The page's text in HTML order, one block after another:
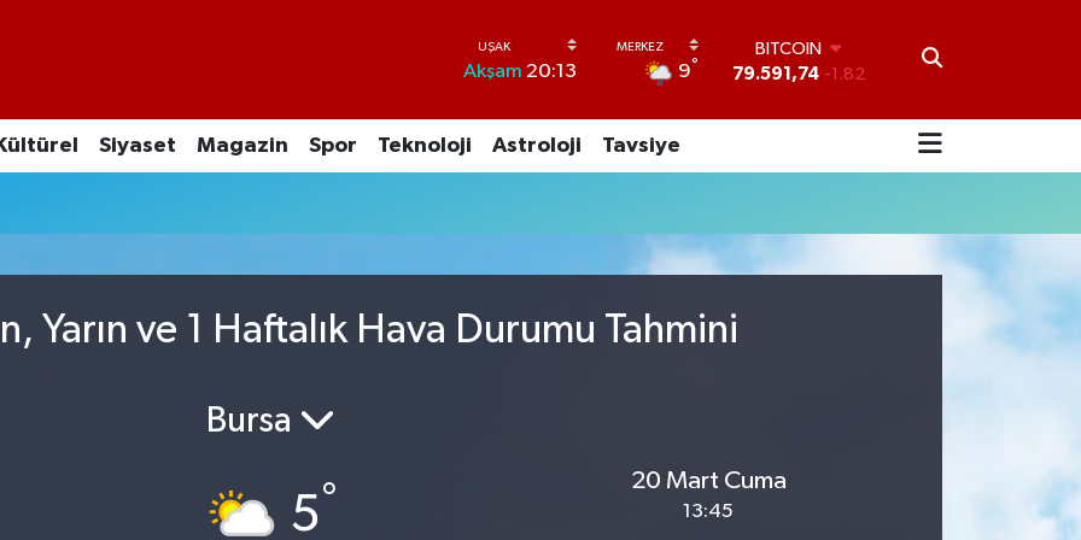
Akşam 20:13 9°
BITCOIN
79.591,74 -1.82
45,43620 0.02
53,38690 0.19
6862,09000 0.19
Kültürel Siyaset Magazin Spor Teknoloji Astroloji Tavsiye
Yarın ve 1 Haftalık Hava Durumu Tahmini
Bursa
5°
20 Mart Cuma
13:45